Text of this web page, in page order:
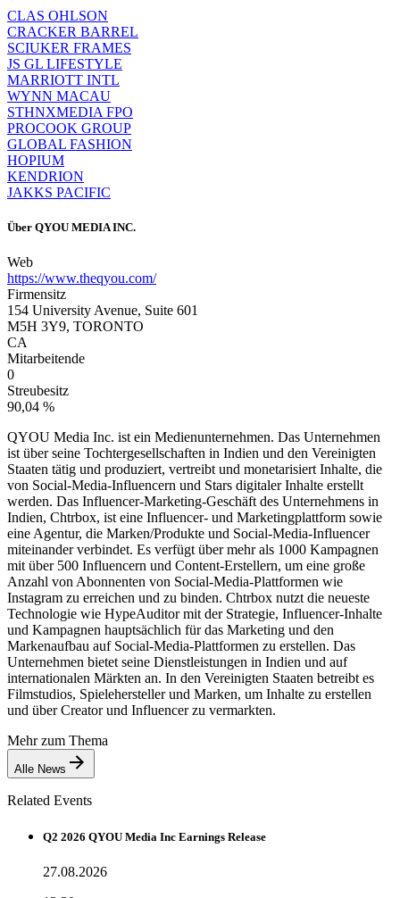
CLAS OHLSON
CRACKER BARREL
SCIUKER FRAMES
JS GL LIFESTYLE
MARRIOTT INTL
WYNN MACAU
STHNXMEDIA FPO
PROCOOK GROUP
GLOBAL FASHION
HOPIUM
KENDRION
JAKKS PACIFIC
Über QYOU MEDIA INC.
Web
https://www.theqyou.com/
Firmensitz
154 University Avenue, Suite 601
M5H 3Y9, TORONTO
CA
Mitarbeitende
0
Streubesitz
90,04 %
QYOU Media Inc. ist ein Medienunternehmen. Das Unternehmen
ist über seine Tochtergesellschaften in Indien und den Vereinigten
Staaten tätig und produziert, vertreibt und monetarisiert Inhalte, die
von Social-Media-Influencern und Stars digitaler Inhalte erstellt
werden. Das Influencer-Marketing-Geschäft des Unternehmens in
Indien, Chtrbox, ist eine Influencer- und Marketingplattform sowie
eine Agentur, die Marken/Produkte und Social-Media-Influencer
miteinander verbindet. Es verfügt über mehr als 1000 Kampagnen
mit über 500 Influencern und Content-Erstellern, um eine große
Anzahl von Abonnenten von Social-Media-Plattformen wie
Instagram zu erreichen und zu binden. Chtrbox nutzt die neueste
Technologie wie HypeAuditor mit der Strategie, Influencer-Inhalte
und Kampagnen hauptsächlich für das Marketing und den
Markenaufbau auf Social-Media-Plattformen zu erstellen. Das
Unternehmen bietet seine Dienstleistungen in Indien und auf
internationalen Märkten an. In den Vereinigten Staaten betreibt es
Filmstudios, Spielehersteller und Marken, um Inhalte zu erstellen
und über Creator und Influencer zu vermarkten.
Mehr zum Thema
Alle News
Related Events
Q2 2026 QYOU Media Inc Earnings Release
27.08.2026